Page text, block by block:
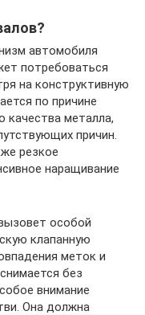
автомобиля
потребоваться
на конструктивную
по причине
качества металла,
причин.
резкое
наращивание
особой
клапанную
меток и
без
внимание
Она должна